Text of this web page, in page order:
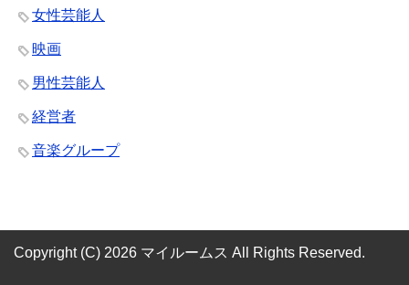
女性芸能人
映画
男性芸能人
経営者
音楽グループ
Copyright (C) 2026 マイルームス All Rights Reserved.